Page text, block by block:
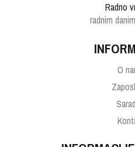
Radno
radnim
O